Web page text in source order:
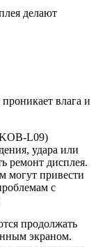
делают
проникает влага и
L09)
удара или
ремонт дисплея.
могут привести
с
продолжать
экраном.